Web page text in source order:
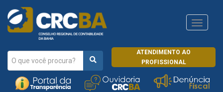
ATENDIMENTO AO
PROFISSIONAL
CRCRJ